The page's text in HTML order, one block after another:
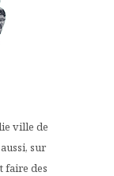
ville de
sur
faire des